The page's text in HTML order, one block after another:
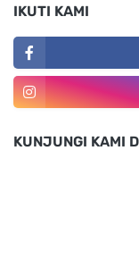
IKUTI KAMI
KUNJUNGI KAMI